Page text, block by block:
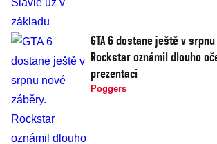
GTA 6 dostane ještě v
Rockstar oznámil dlouho
prezentaci
Poggers